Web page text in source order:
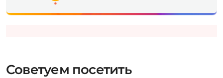
Советуем посетить